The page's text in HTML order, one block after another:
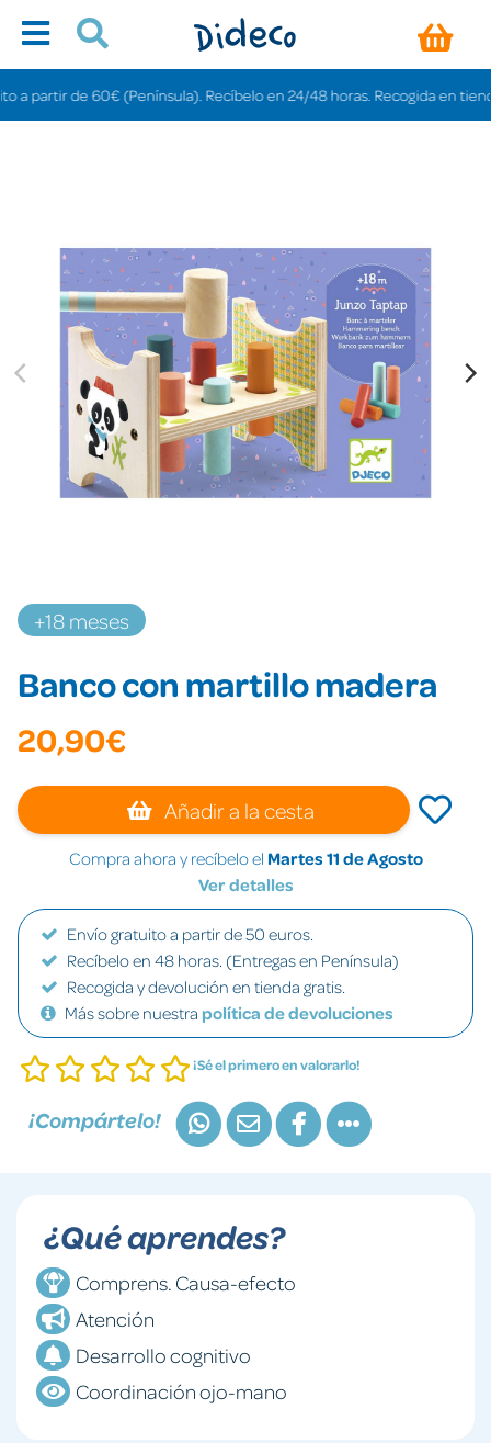
de 60€ (Península). Recíbelo en 24/48 horas. Recogida en tiendas
+18 meses
Banco con martillo madera
20,90€
Añadir a la cesta
Compra ahora y recíbelo el Martes 11 de Agosto
Ver detalles
Envío gratuito a partir de 50 euros.
Recíbelo en 48 horas. (Entregas en Península)
Recogida y devolución en tienda gratis.
Más sobre nuestra política de devoluciones
¡Sé el primero en valorarlo!
¡Compártelo!
¿Qué aprendes?
Comprens. Causa-efecto
Atención
Desarrollo cognitivo
Coordinación ojo-mano